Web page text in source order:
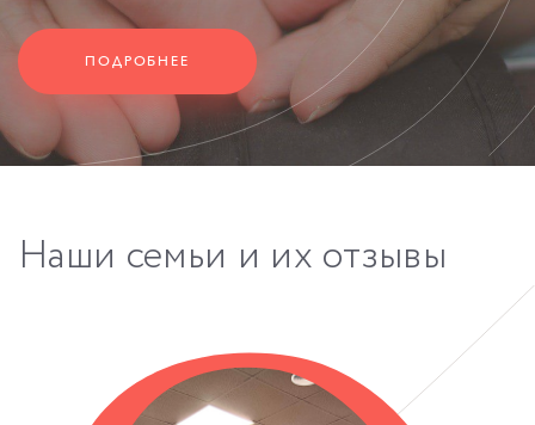
ПОДРОБНЕЕ
Наши семьи и их отзывы